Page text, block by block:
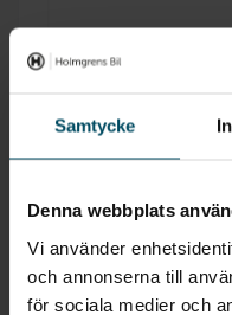
Samtycke
Denna webbplats
Vi använder
och annonserna till
för sociala medier och
Skriv ut